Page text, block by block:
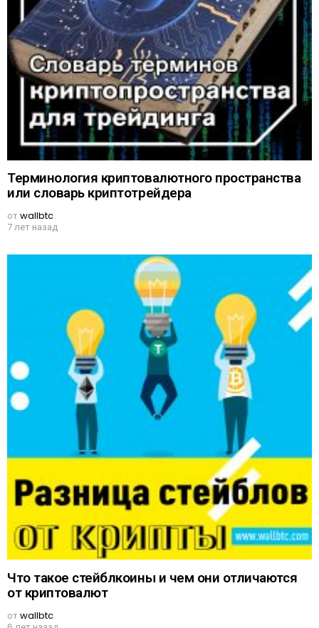
Терминология криптовалютного пространства
или словарь криптотрейдера
отwallbtc
7 лет назад
Что такое стейблкоины и чем они отличаются
от криптовалют
отwallbtc